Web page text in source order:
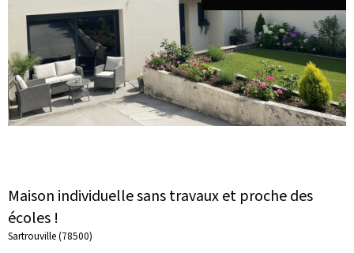
Maison individuelle sans travaux et proche des
écoles !
Sartrouville (78500)